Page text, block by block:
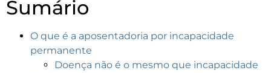
Sumário
O que é a aposentadoria por incapacidade
permanente
Doença não é o mesmo que incapacidade